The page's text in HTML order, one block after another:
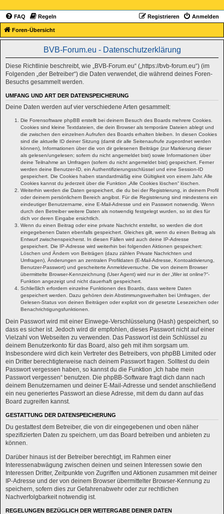
FAQ Regeln Anmelden
Registrieren
Foren-Übersicht
BVB-Forum.eu - Datenschutzerklärung
Diese Richtlinie beschreibt, wie „BVB-Forum.eu“ („https://bvb-forum.eu“) (im
Folgenden „der Betreiber“) die Daten verwendet, die während deines Foren-
Besuchs gesammelt werden.
UMFANG UND ART DER DATENSPEICHERUNG
Deine Daten werden auf vier verschiedene Arten gesammelt:
Die Forensoftware phpBB erstellt bei deinem Besuch des Boards mehrere Cookies.
Cookies sind kleine Textdateien, die dein Browser als temporäre Dateien ablegt und
die zwischen den einzelnen Aufrufen des Boards erhalten bleiben. In diesen Cookies
sind die aktuelle ID deiner Sitzung (damit dir alle Seitenaufrufe zugeordnet werden
können), Informationen über die von dir gelesenen Beiträge (zur Markierung dieser
als gelesen/ungelesen; sofern du nicht angemeldet bist) sowie Informationen über
deine Teilnahme an Umfragen (sofern du nicht angemeldet bist) gespeichert. Ferner
werden deine Benutzer-ID, ein Authentifizierungsschlüssel und eine Session-ID
gespeichert. Die Cookies haben standardmäßig eine Gültigkeit von einem Jahr. Alle
Cookies kannst du jederzeit über die Funktion „Alle Cookies löschen“ löschen.
Weiterhin werden die Daten gespeichert, die du bei der Registrierung, in deinem Profil
oder deinem persönlichem Bereich angibst. Für die Registrierung sind mindestens ein
eindeutiger Benutzername, eine E-Mail-Adresse und ein Passwort notwendig. Wenn
durch den Betreiber weitere Daten als notwendig festgelegt wurden, so ist dies für
dich vor deren Eingabe ersichtlich.
Wenn du einen Beitrag oder eine private Nachricht erstellst, so werden die dort
eingegebenen Daten ebenfalls gespeichert. Gleiches gilt, wenn du einen Beitrag als
Entwurf zwischenspeicherst. In diesen Fällen wird auch deine IP-Adresse
gespeichert. Die IP-Adresse wird weiterhin bei folgenden Aktionen gespeichert:
Löschen und Ändern von Beiträgen (dazu zählen Private Nachrichten und
Umfragen), Änderungen an zentralen Profildaten (E-Mail-Adresse, Kontoaktivierung,
Benutzer-Passwort) und gescheiterte Anmeldeversuche. Die von deinem Browser
übermittelte Browser-Kennzeichnung (User Agent) wird nur in der „Wer ist online?“-
Funktion angezeigt und nicht dauerhaft gespeichert.
Schließlich erfordern einzelne Funktionen des Boards, dass weitere Daten
gespeichert werden. Dazu gehören dein Abstimmungsverhalten bei Umfragen, der
Gelesen-Status von deinen Beiträgen oder explizit von dir gesetzte Lesezeichen oder
Benachrichtigungsfunktionen.
Dein Passwort wird mit einer Einwege-Verschlüsselung (Hash) gespeichert, so
dass es sicher ist. Jedoch wird dir empfohlen, dieses Passwort nicht auf einer
Vielzahl von Webseiten zu verwenden. Das Passwort ist dein Schlüssel zu
deinem Benutzerkonto für das Board, also geh mit ihm sorgsam um.
Insbesondere wird dich kein Vertreter des Betreibers, von phpBB Limited oder
ein Dritter berechtigterweise nach deinem Passwort fragen. Solltest du dein
Passwort vergessen haben, so kannst du die Funktion „Ich habe mein
Passwort vergessen“ benutzen. Die phpBB-Software fragt dich dann nach
deinem Benutzernamen und deiner E-Mail-Adresse und sendet anschließend
ein neu generiertes Passwort an diese Adresse, mit dem du dann auf das
Board zugreifen kannst.
GESTATTUNG DER DATENSPEICHERUNG
Du gestattest dem Betreiber, die von dir eingegebenen und oben näher
spezifizierten Daten zu speichern, um das Board betreiben und anbieten zu
können.
Darüber hinaus ist der Betreiber berechtigt, im Rahmen einer
Interessenabwägung zwischen deinen und seinen Interessen sowie den
Interessen Dritter, Zeitpunkte von Zugriffen und Aktionen zusammen mit deiner
IP-Adresse und der von deinem Browser übermittelter Browser-Kennung zu
speichern, sofern dies zur Gefahrenabwehr oder zur rechtlichen
Nachverfolgbarkeit notwendig ist.
REGELUNGEN BEZÜGLICH DER WEITERGABE DEINER DATEN